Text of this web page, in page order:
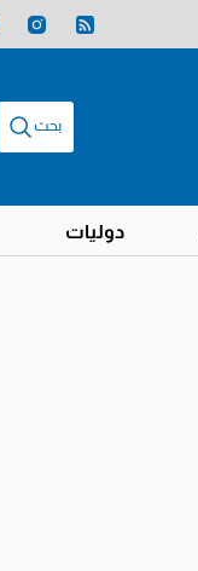
بحث
دوليات